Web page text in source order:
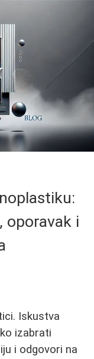
oporavak i
Iskustva
izabrati
i odgovori na